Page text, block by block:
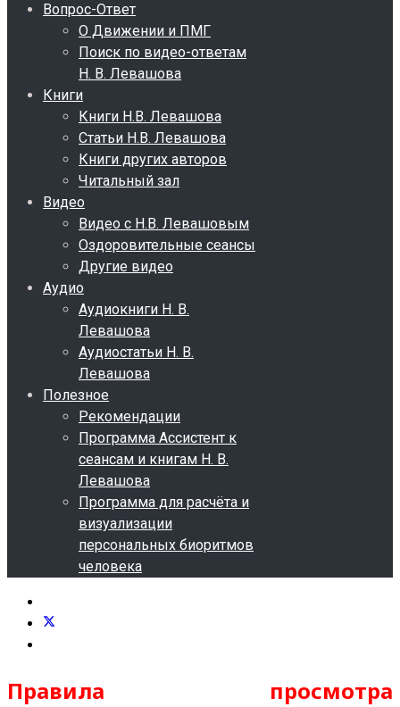
Вопрос-Ответ
О Движении и ПМГ
Поиск по видео-ответам
Н. В. Левашова
Книги
Книги Н.В. Левашова
Статьи Н.В. Левашова
Книги других авторов
Читальный зал
Видео
Видео с Н.В. Левашовым
Оздоровительные сеансы
Другие видео
Аудио
Аудиокниги Н. В.
Левашова
Аудиостатьи Н. В.
Левашова
Полезное
Рекомендации
Программа Ассистент к
сеансам и книгам Н. В.
Левашова
Программа для расчёта и
визуализации
персональных биоритмов
человека
Правила просмотра